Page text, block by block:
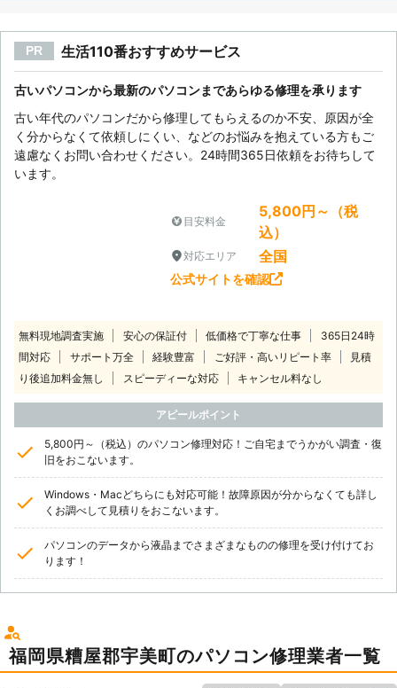
PR 生活110番おすすめサービス
古いパソコンから最新のパソコンまであらゆる修理を承ります
古い年代のパソコンだから修理してもらえるのか不安、原因が全
く分からなくて依頼しにくい、などのお悩みを抱えている方もご
遠慮なくお問い合わせください。24時間365日依頼をお待ちして
います。
目安料金
5,800円～（税
込）
対応エリア 全国
公式サイトを確認
無料現地調査実施 安心の保証付 低価格で丁寧な仕事
365日24時
間対応
サポート万全 経験豊富 ご好評・高いリピート率
見積
り後追加料金無し
スピーディーな対応 キャンセル料なし
アピールポイント
5,800円～（税込）のパソコン修理対応！ご自宅までうかがい調査・復
旧をおこないます。
Windows・Macどちらにも対応可能！故障原因が分からなくても詳し
くお調べして見積りをおこないます。
パソコンのデータから液晶までさまざまなものの修理を受け付けてお
ります！
福岡県糟屋郡宇美町のパソコン修理業者一覧